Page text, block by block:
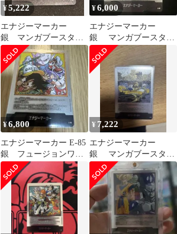
¥5,222
エナジーマーカー
銀 マンガブースタ
ー 21巻 E-56
¥6,000
エナジーマーカー
銀 マンガブースター
E-80 26巻 美品
¥6,800
エナジーマーカー E-85
銀 フュージョンワー
ルド 漫画 37巻
¥ 7,222
エナジーマーカー
銀 マンガブースター
E-79 25巻 美品